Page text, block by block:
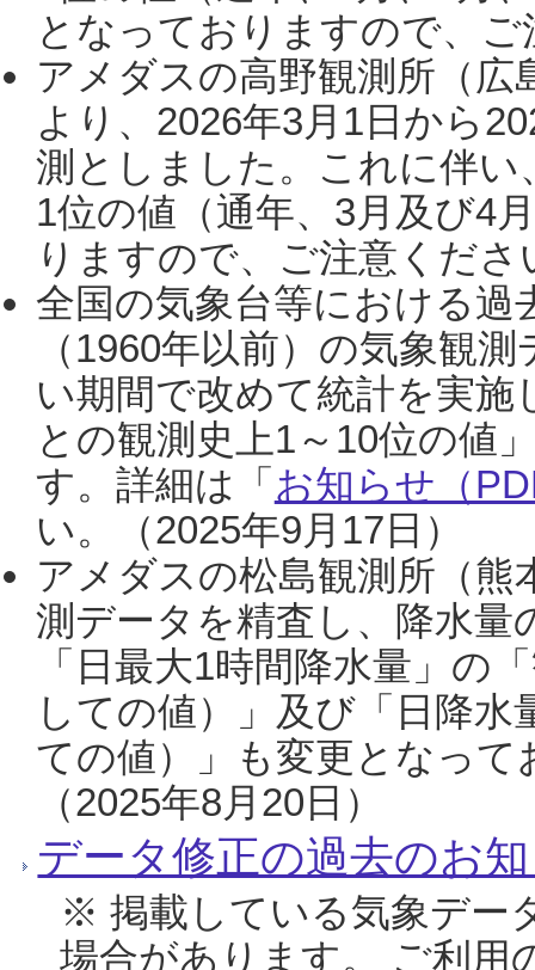
となっておりますので、
アメダスの高野観測所（
より、2026年3月1日から
測としました。これに伴い
1位の値（通年、3月及び4
りますので、ご注意くだ
全国の気象台等における過
（1960年以前）の気象観
い期間で改めて統計を実
との観測史上1～10位の値
す。詳細は「 お知らせ（
い。（2025年9月17日）
アメダスの松島観測所（熊
測データを精査し、降水
「日最大1時間降水量」の
しての値）」及び「日降
ての値）」も変更となっ
（2025年8月20日）
データ修正の過去のお
※ 掲載している気象デー
場合があります。 ご利用